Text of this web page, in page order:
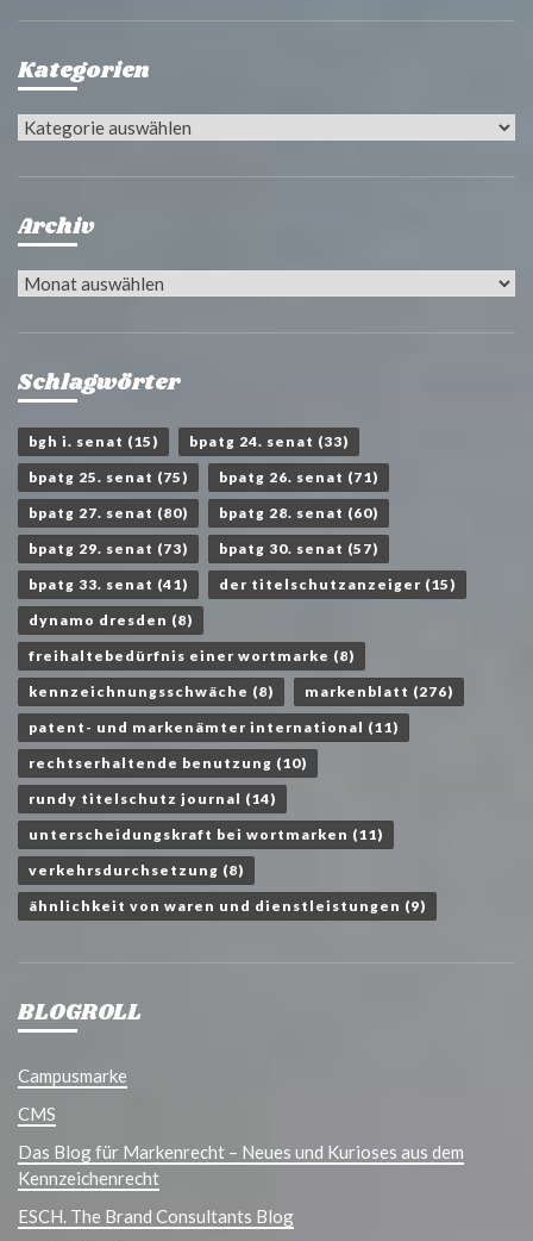
Kategorien
Kategorien
Archiv
Archiv
Schlagwörter
bgh i. senat (15) bpatg 24. senat (33)
bpatg 25. senat (75) bpatg 26. senat (71)
bpatg 27. senat (80) bpatg 28. senat (60)
bpatg 29. senat (73) bpatg 30. senat (57)
bpatg 33. senat (41) der titelschutzanzeiger (15)
dynamo dresden (8)
freihaltebedürfnis einer wortmarke (8)
kennzeichnungsschwäche (8) markenblatt (276)
patent- und markenämter international (11)
rechtserhaltende benutzung (10)
rundy titelschutz journal (14)
unterscheidungskraft bei wortmarken (11)
verkehrsdurchsetzung (8)
ähnlichkeit von waren und dienstleistungen (9)
BLOGROLL
Campusmarke
CMS
Das Blog für Markenrecht – Neues und Kurioses aus dem
Kennzeichenrecht
ESCH. The Brand Consultants Blog